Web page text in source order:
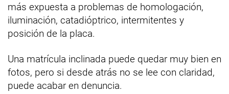
más expuesta a problemas de homologación,
iluminación, catadióptrico, intermitentes y
posición de la placa.
Una matrícula inclinada puede quedar muy bien en
fotos, pero si desde atrás no se lee con claridad,
puede acabar en denuncia.